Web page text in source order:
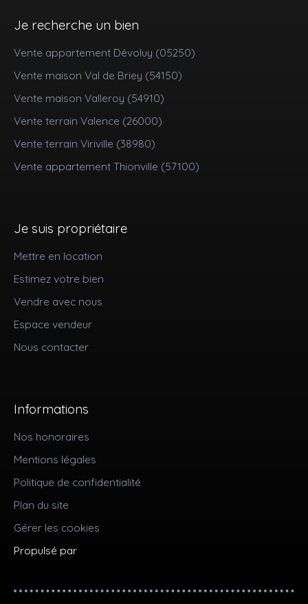
Je recherche un bien
Vente appartement Dévoluy (05250)
Vente maison Val de Briey (54150)
Vente maison Valleroy (54910)
Vente terrain Valence (26000)
Vente terrain Viriville (38980)
Vente appartement Thionville (57100)
Je suis propriétaire
Mettre en location
Estimez votre bien
Vendre avec nous
Espace vendeur
Nous contacter
Informations
Nos honoraires
Mentions légales
Politique de confidentialité
Plan du site
Gérer les cookies
Propulsé par